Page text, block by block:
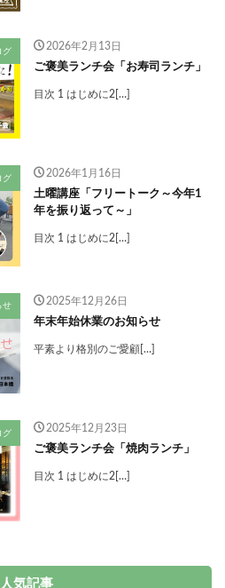
グ 2026年2月13日
ご褒美ランチ会「お寿司ランチ」
目次 1 はじめに2[…]
グ 2026年1月16日
土曜講座「フリートーク～今年1
年を振り返って～」
目次 1 はじめに2[…]
せ 2025年12月26日
年末年始休業のお知らせ
平素より格別のご愛顧[…]
グ 2025年12月23日
ご褒美ランチ会「焼肉ランチ」
目次 1 はじめに2[…]
人気記事